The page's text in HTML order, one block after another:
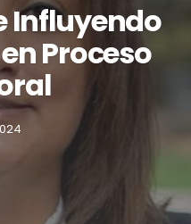
Influyendo
Proceso